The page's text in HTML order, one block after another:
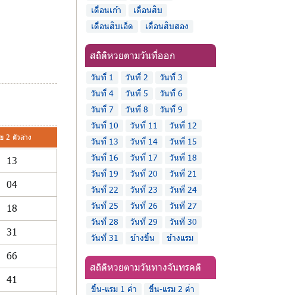
2 ตัวล่าง
13
04
18
31
66
41
เดือนเก้า
เดือนสิบ
เดือนสิบเอ็ด
เดือนสิบสอง
สถิติหวยตามวันที่ออก
วันที่ 1 วันที่ 2
วันที่ 3
วันที่ 4
วันที่ 5
วันที่ 6
วันที่ 7
วันที่ 8
วันที่ 9
วันที่ 10
วันที่ 11
วันที่ 12
วันที่ 13
วันที่ 14
วันที่ 15
วันที่ 16
วันที่ 17
วันที่ 18
วันที่ 19
วันที่ 20
วันที่ 21
วันที่ 22
วันที่ 23
วันที่ 24
วันที่ 25
วันที่ 26
วันที่ 27
วันที่ 28
วันที่ 29
วันที่ 30
วันที่ 31
ข้างขึ้น ข้างแรม
สถิติหวยตามวันทางจันทรคติ
ขึ้น-แรม 1 ค่ำ
ขึ้น-แรม 2 ค่ำ